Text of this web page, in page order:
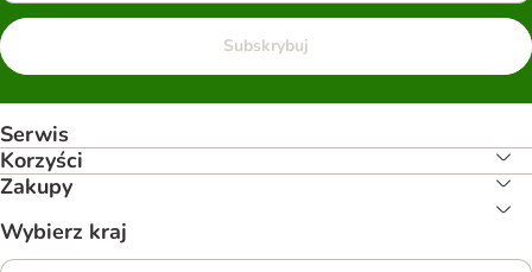
Subskrybuj
Serwis
Korzyści
Zakupy
Wybierz kraj